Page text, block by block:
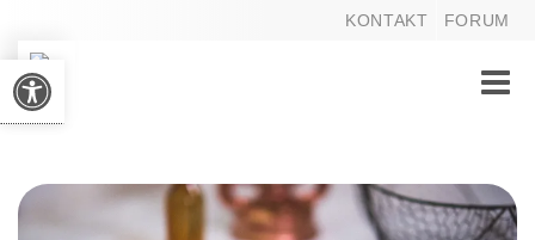
Werkzeugleiste öffnen
KONTAKT FORUM
Toggle